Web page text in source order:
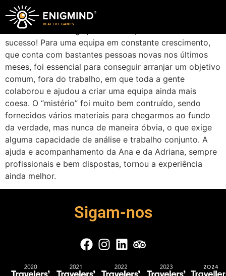
A equipa técnica da Eurotux escolheu para sua
atividade de Teambuilding anual o Jantar Mistério
“Paranoia – Investigação Criminal”, tendo sido um
sucesso! Para uma equipa em constante crescimento,
que conta com bastantes pessoas novas nos últimos
meses, foi essencial para conseguir arranjar um objetivo
comum, fora do trabalho, em que toda a gente
colaborou e ajudou a criar uma equipa ainda mais
coesa. O “mistério” foi muito bem contruído, sendo
fornecidos vários materiais para chegarmos ao fundo
da verdade, mas nunca de maneira óbvia, o que exige
alguma capacidade de análise e trabalho conjunto. A
ajuda e acompanhamento da Ana e da Adriana, sempre
profissionais e bem dispostas, tornou a experiência
ainda melhor.
Sigam-nos